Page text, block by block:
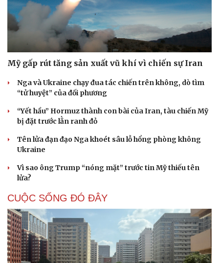
Mỹ gấp rút tăng sản xuất vũ khí vì chiến sự Iran
Nga và Ukraine chạy đua tác chiến trên không, dò tìm
“tử huyệt” của đối phương
“Yết hầu” Hormuz thành con bài của Iran, tàu chiến Mỹ
bị đặt trước lằn ranh đỏ
Tên lửa đạn đạo Nga khoét sâu lỗ hổng phòng không
Ukraine
Vì sao ông Trump “nóng mặt” trước tin Mỹ thiếu tên
lửa?
CUỘC SỐNG ĐÓ ĐÂY